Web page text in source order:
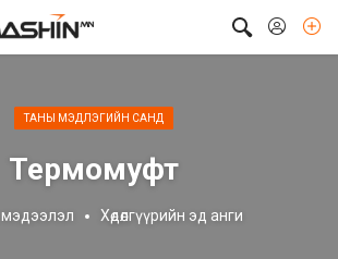
ТАНЫ МЭДЛЭГИЙН САНД
Термомуфт
Хөдөлгүүрийн эд анги